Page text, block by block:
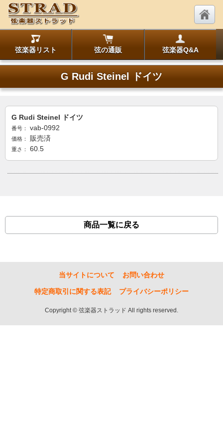
弦楽器リスト 弦の通販 弦楽器Q&A
G Rudi Steinel ドイツ
G Rudi Steinel ドイツ
番号： vab-0992
価格： 販売済
重さ： 60.5
商品一覧に戻る
当サイトについて お問い合わせ
特定商取引に関する表記 プライバシーポリシー
Copyright © 弦楽器ストラッド All rights reserved.